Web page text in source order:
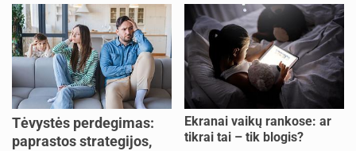
Tėvystės perdegimas:
paprastos strategijos,
Ekranai vaikų rankose: ar
tikrai tai – tik blogis?